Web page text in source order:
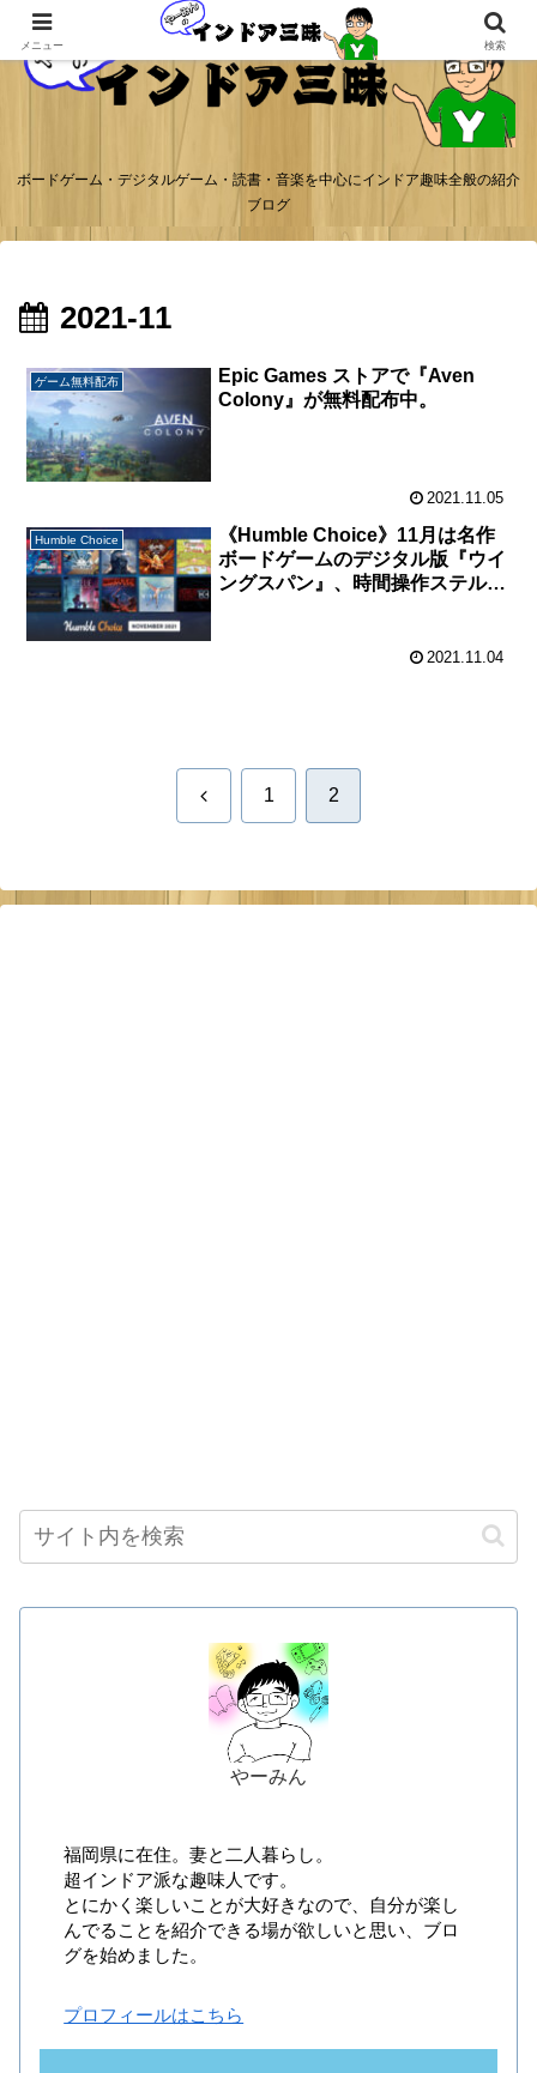
ボードゲーム・デジタルゲーム・読書・音楽を中心にインドア趣味全般の紹介
ブログ
2021-11
ゲーム無料配布
Epic Games ストアで『Aven
Colony』が無料配布中。
2021.11.05
Humble Choice
《Humble Choice》11月は名作
ボードゲームのデジタル版『ウイ
ングスパン』、時間操作ステルス
2021.11.04
前 1 2
やーみん
福岡県に在住。妻と二人暮らし。
超インドア派な趣味人です。
とにかく楽しいことが大好きなので、自分が楽し
んでることを紹介できる場が欲しいと思い、ブロ
グを始めました。
プロフィールはこちら
メニュー 検索